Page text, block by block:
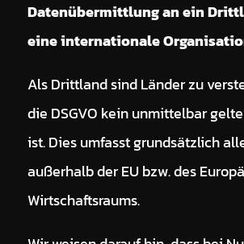
Datenübermittlung an ein
eine internationale
Als Drittland sind Länder zu
die DSGVO kein unmittelbar
ist. Dies umfasst grundsätzlich
außerhalb der EU bzw. des
Wirtschaftsraums.